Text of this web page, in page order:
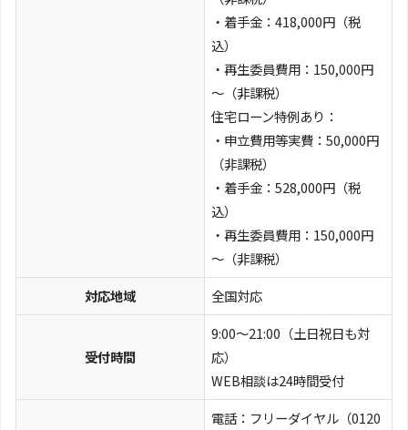
・着手金：418,000円（税
込）
・再生委員費用：150,000円
～（非課税）
住宅ローン特例あり：
・申立費用等実費：50,000円
（非課税）
・着手金：528,000円（税
込）
・再生委員費用：150,000円
～（非課税）
対応地域
全国対応
受付時間
9:00～21:00（土日祝日も対
応）
WEB相談は24時間受付
電話：フリーダイヤル（0120